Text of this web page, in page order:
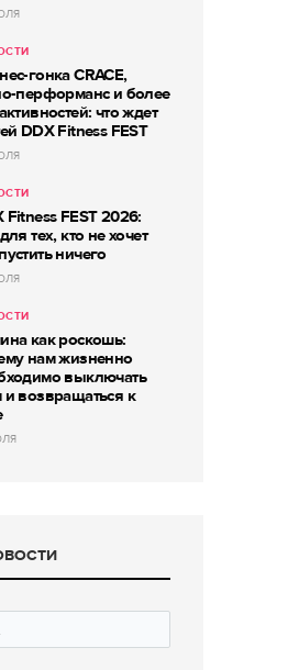
гонка CRACE,
перформанс и более
что ждет
DDX Fitness FEST
Fitness FEST 2026:
тех, кто не хочет
ничего
как роскошь:
нам жизненно
выключать
возвращаться к